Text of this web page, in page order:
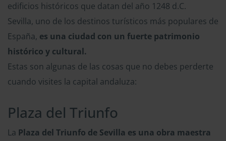
edificios históricos que datan del año 1248 d.C.
Sevilla, uno de los destinos turísticos más populares de
España, es una ciudad con un fuerte patrimonio
histórico y cultural.
Estas son algunas de las cosas que no debes perderte
cuando visites la capital andaluza:
Plaza del Triunfo
La Plaza del Triunfo de Sevilla es una obra maestra